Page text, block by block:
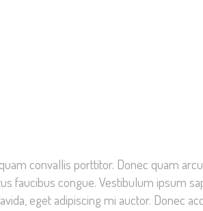
convallis porttitor. Donec quam
faucibus congue. Vestibulum ipsum
eget adipiscing mi auctor. Donec